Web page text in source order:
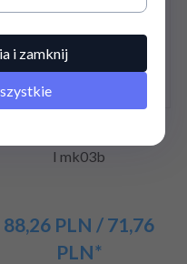
I mk03b
88,26 PLN / 71,76
PLN*
i zamknij